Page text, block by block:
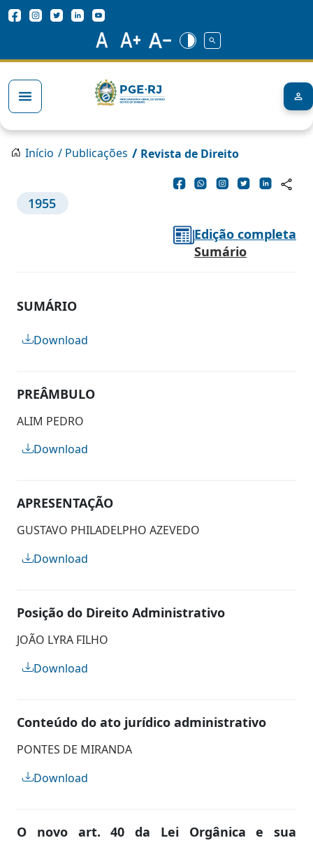
Pular para o conteúdo principal
Trilha de navegação
Início / Publicações / Revista de Direito
1955
Edição completa
Sumário
SUMÁRIO
Download
PREÂMBULO
ALIM PEDRO
Download
APRESENTAÇÃO
GUSTAVO PHILADELPHO AZEVEDO
Download
Posição do Direito Administrativo
JOÃO LYRA FILHO
Download
Conteúdo do ato jurídico administrativo
PONTES DE MIRANDA
Download
O novo art. 40 da Lei Orgânica e sua